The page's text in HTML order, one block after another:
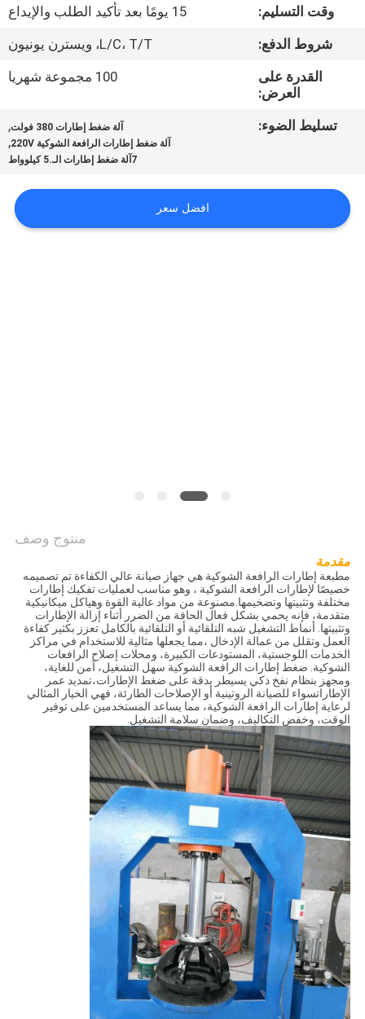
اتصل
سياسة
وقت التسليم:
15 يومًا بعد تأكيد الطلب والإيداع
شروط الدفع:
L/C، T/T، ويسترن يونيون
القدرة على
العرض:
100 مجموعة شهريا
تسليط الضوء: آلة ضغط إطارات 380 فولت ,
آلة ضغط إطارات الرافعة الشوكية 220V ,
7آلة ضغط إطارات الـ.5 كيلوواط
افضل سعر
منتوج وصف
مقدمة
مطبعة إطارات الرافعة الشوكية هي جهاز صيانة عالي الكفاءة تم تصميمه
خصيصًا لإطارات الرافعة الشوكية ، وهو مناسب لعمليات تفكيك إطارات
مختلفة وتثبيتها وتضخيمها.مصنوعة من مواد عالية القوة وهياكل ميكانيكية
متقدمة، فإنه يحمي بشكل فعال الحافة من الضرر أثناء إزالة الإطارات
وتثبيتها. أنماط التشغيل شبه التلقائية أو التلقائية بالكامل تعزز بكثير كفاءة
العمل وتقلل من عمالة الإدخال ،مما يجعلها مثالية للاستخدام في مراكز
الخدمات اللوجستية، المستودعات الكبيرة، ومحلات إصلاح الرافعات
الشوكية. ضغط إطارات الرافعة الشوكية سهل التشغيل، آمن للغاية،
ومجهز بنظام نفخ ذكي يسيطر بدقة على ضغط الإطارات،تمديد عمر
الإطاراتسواء للصيانة الروتينية أو الإصلاحات الطارئة، فهي الخيار المثالي
لرعاية إطارات الرافعة الشوكية، مما يساعد المستخدمين على توفير
الوقت، وخفض التكاليف، وضمان سلامة التشغيل.